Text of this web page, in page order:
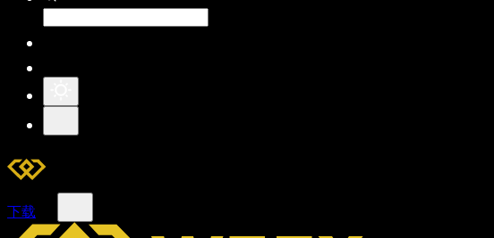
下载